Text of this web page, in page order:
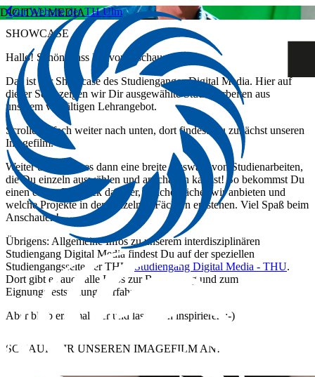
zur Website der TH Ulm
DIGITAL MEDIA
SHOWCASE
Hallo! Schön, dass Du vorbeischaust!
Das ist der Showcase des Studienganges Digital Media. Hier auf
dieser Seite zeigen wir Dir ausgewählte Studienarbeiten aus
unserem vielfältigen Lehrangebot.
Scrolle einfach weiter nach unten, dort findest Du zunächst unseren
Imagefilm.
Weiter unten gibt es dann eine breite Auswahl von Studienarbeiten,
die Du einzeln auswählen und anschauen kannst! So bekommst Du
einen ersten Eindruck darüber, welche Fächer wir anbieten und
welche Projekte in den einzelnen Fächern entstehen. Viel Spaß beim
Anschauen!
Übrigens: Allgemeine Infos zu unserem interdisziplinären
Studiengang Digital Media findest Du auf der speziellen
Studiengangsseite der THU: Studiengang Digital Media - THU.
Dort gibt es auch alle Infos zur Bewerbung und zum
Eignungsfeststellungsverfahren.
Aber bleib erst mal hier und lass Dich inspirieren ;-)
SCHAUE DIR UNSEREN IMAGEFILM AN!